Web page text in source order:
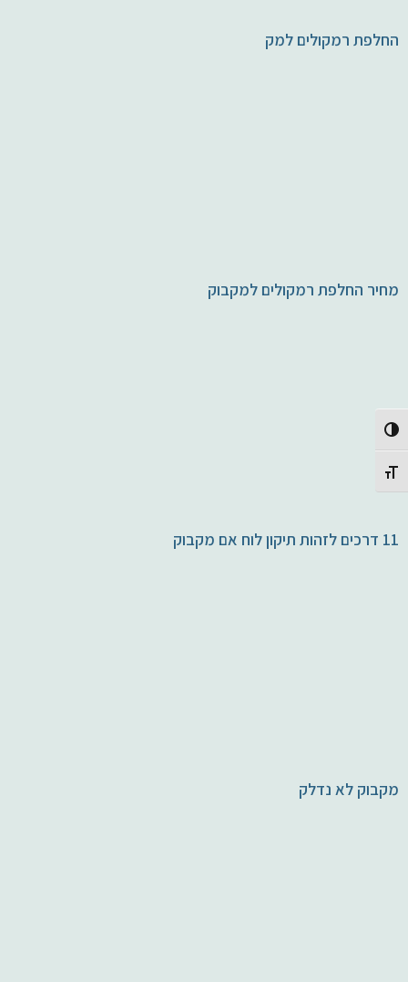
Toggle High Contrast
Toggle Font size
החלפת רמקולים למק
מחיר החלפת רמקולים למקבוק
11 דרכים לזהות תיקון לוח אם מקבוק
מקבוק לא נדלק